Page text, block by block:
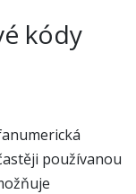
kódy
používanou